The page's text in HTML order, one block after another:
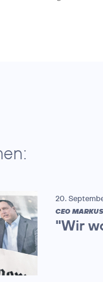
20.
CEO
"Wir